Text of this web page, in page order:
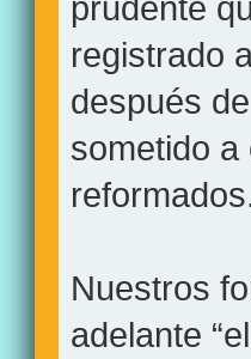
registrado
después
sometido
Nuestros
adelante